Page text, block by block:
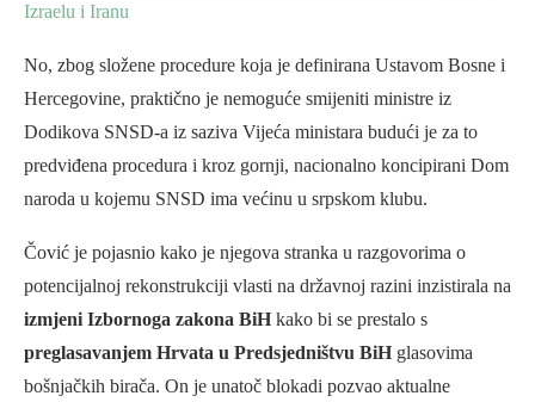
Izraelu i Iranu
No, zbog složene procedure koja je definirana Ustavom Bosne i
Hercegovine, praktično je nemoguće smijeniti ministre iz
Dodikova SNSD-a iz saziva Vijeća ministara budući je za to
predviđena procedura i kroz gornji, nacionalno koncipirani Dom
naroda u kojemu SNSD ima većinu u srpskom klubu.
Čović je pojasnio kako je njegova stranka u razgovorima o
potencijalnoj rekonstrukciji vlasti na državnoj razini inzistirala na
izmjeni Izbornoga zakona BiH kako bi se prestalo s
preglasavanjem Hrvata u Predsjedništvu BiH glasovima
bošnjačkih birača. On je unatoč blokadi pozvao aktualne